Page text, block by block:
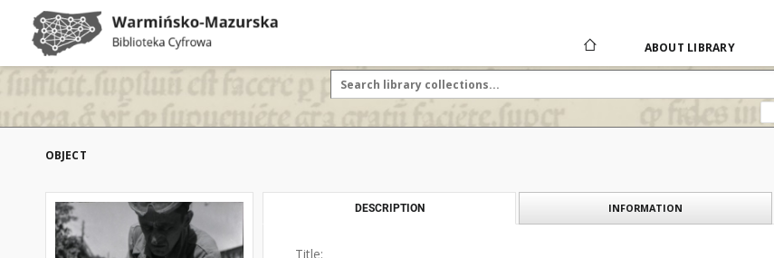
ABOUT LIBRARY
OBJECT
DESCRIPTION INFORMATION
Title: